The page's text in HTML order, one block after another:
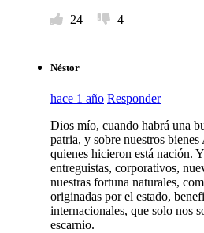
24
4
Néstor
hace 1 año Responder
Dios mío, cuando habrá una
patria, y sobre nuestros
quienes hicieron está nación.
entreguistas, corporativos,
nuestras fortuna naturales,
originadas por el estado,
internacionales, que solo nos
escarnio.